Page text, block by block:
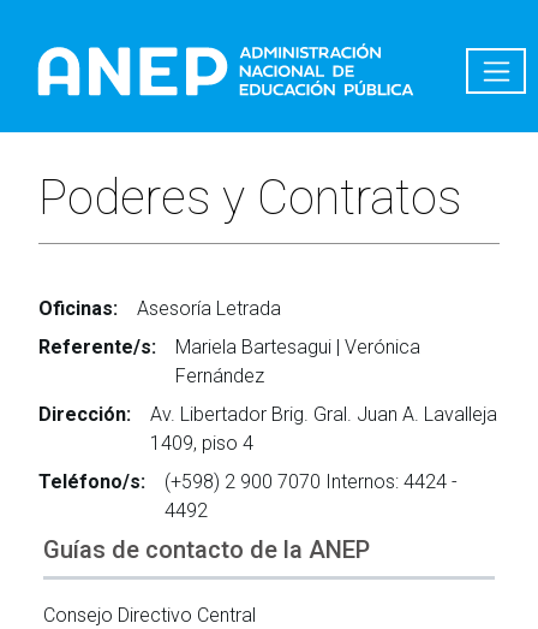
Poderes y Contratos
Oficinas:
Asesoría Letrada
Referente/s:
Mariela Bartesagui | Verónica
Fernández
Dirección:
Av. Libertador Brig. Gral. Juan A. Lavalleja
1409, piso 4
Teléfono/s:
(+598) 2 900 7070 Internos: 4424 -
4492
Guías de contacto de la ANEP
Consejo Directivo Central